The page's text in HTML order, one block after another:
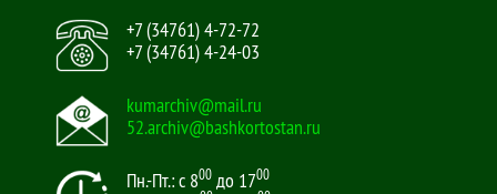
+7 (34761) 4-72-72
+7 (34761) 4-24-03
kumarchiv@mail.ru
52.archiv@bashkortostan.ru
Пн.-Пт.: с 800 до 1700